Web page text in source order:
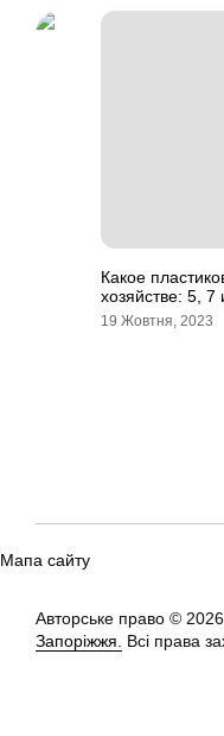
Какое
хозяйстве: 5, 7
19 Жовтня, 2023
Мапа сайту
Авторське право © 2026
Запоріжжя.
Всі права